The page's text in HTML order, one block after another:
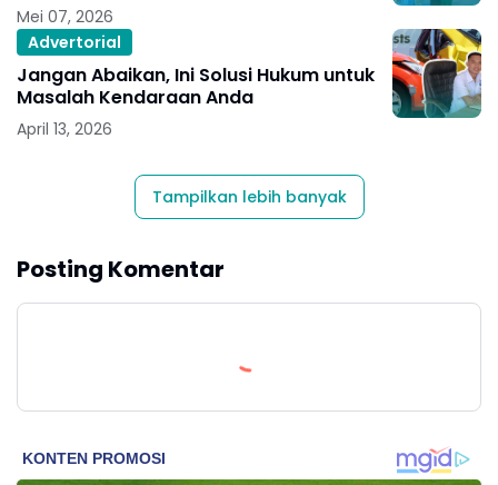
Mei 07, 2026
Advertorial
Jangan Abaikan, Ini Solusi Hukum untuk
Masalah Kendaraan Anda
April 13, 2026
Tampilkan lebih banyak
Posting Komentar